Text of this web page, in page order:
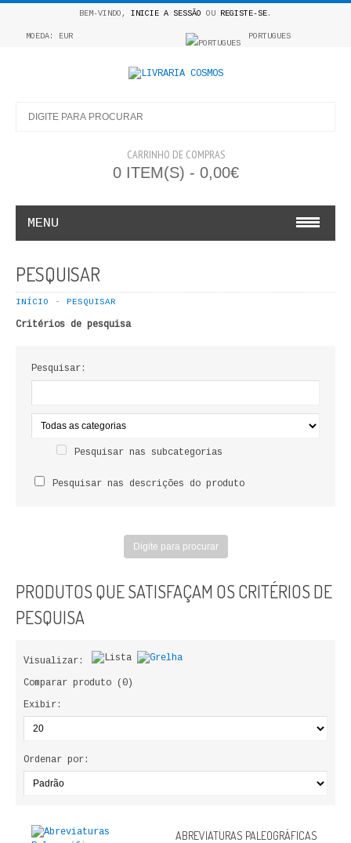
BEM-VINDO, INICIE A SESSÃO OU REGISTE-SE.
MOEDA: EUR PORTUGUES
CARRINHO DE COMPRAS
0 ITEM(S) - 0,00€
MENU
COSMOS INFANTIL
COLEÇÃO APRENDE A COLORIR
LIVROS DE PINTAR
ANTROPOLOGIA E SOCIOLOGIA
DIREITO
COSMOS DIREITO
ECONOMIA, GESTÃO, CONTABILIDADE
ANÁLISE DA ACÇÃO EDUCATIVA
COLEÇÃO PONTO DE INTERROGAÇÃO
PESQUISAR
INÍCIO PESQUISAR
Critérios de pesquisa
Pesquisar:
Pesquisar nas subcategorias
Pesquisar nas descrições do produto
PRODUTOS QUE SATISFAÇAM OS CRITÉRIOS DE
PESQUISA
Visualizar:
Comparar produto (0)
Exibir:
Ordenar por:
ABREVIATURAS PALEOGRÁFICAS